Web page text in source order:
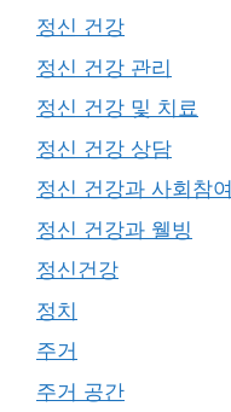
정신 건강
정신 건강 관리
정신 건강 및 치료
정신 건강 상담
정신 건강과 사회참여
정신 건강과 웰빙
정신건강
정치
주거
주거 공간